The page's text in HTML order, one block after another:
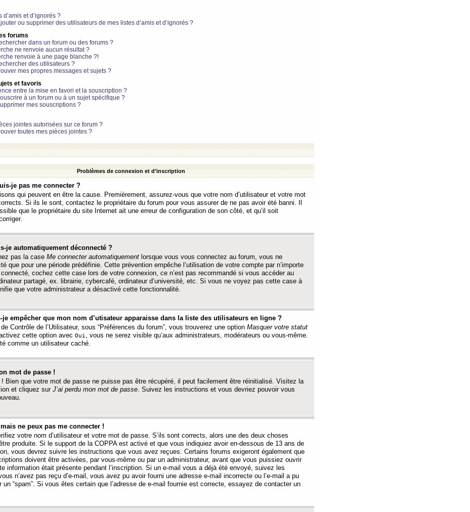
et d’ignorés ?
ou supprimer des utilisateurs de mes listes d’amis et d’ignorés ?
forums
dans un forum ou des forums ?
ne renvoie aucun résultat ?
renvoie à une page blanche ?!
des utilisateurs ?
mes propres messages et sujets ?
et favoris
entre la mise en favori et la souscription ?
à un forum ou à un sujet spécifique ?
mes souscriptions ?
jointes autorisées sur ce forum ?
toutes mes pièces jointes ?
Problèmes de connexion et d’inscription
je pas me connecter ?
qui peuvent en être la cause. Premièrement, assurez-vous que votre nom d’utilisateur et votre mot
Si ils le sont, contactez le propriétaire du forum pour vous assurer de ne pas avoir été banni. Il
que le propriétaire du site Internet ait une erreur de configuration de son côté, et qu’il soit
je automatiquement déconnecté ?
pas la case Me connecter automatiquement lorsque vous vous connectez au forum, vous ne
que pour une période prédéfinie. Cette prévention empêche l’utilisation de votre compte par n’importe
cochez cette case lors de votre connexion, ce n’est pas recommandé si vous accéder au
partagé, ex. librairie, cybercafé, ordinateur d’université, etc. Si vous ne voyez pas cette case à
que votre administrateur a désactivé cette fonctionnalité.
je empêcher que mon nom d’utisateur apparaisse dans la liste des utilisateurs en ligne ?
Contrôle de l’Utilisateur, sous “Préférences du forum”, vous trouverez une option Masquer votre statut
cette option avec Oui , vous ne serez visible qu’aux administrateurs, modérateurs ou vous-même.
comme un utilisateur caché.
mot de passe !
! Bien que votre mot de passe ne puisse pas être récupéré, il peut facilement être réinitialisé. Visitez la
et cliquez sur J’ai perdu mon mot de passe. Suivez les instructions et vous devriez pouvoir vous
ne peux pas me connecter !
votre nom d’utilisateur et votre mot de passe. S’ils sont corrects, alors une des deux choses
produite. Si le support de la COPPA est activé et que vous indiquiez avoir en-dessous de 13 ans de
vous devrez suivre les instructions que vous avez reçues. Certains forums exigeront également que
doivent être activées, par vous-même ou par un administrateur, avant que vous puissiez ouvrir
information était présente pendant l’inscription. Si un e-mail vous a déjà été envoyé, suivez les
n’avez pas reçu d’e-mail, vous avez pu avoir fourni une adresse e-mail incorrecte ou l’e-mail a pu
un “spam”. Si vous êtes certain que l’adresse de e-mail fournie est correcte, essayez de contacter un